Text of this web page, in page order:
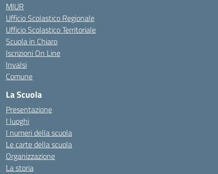
MIUR
Ufficio Scolastico Regionale
Ufficio Scolastico Territoriale
Scuola in Chiaro
Iscrizioni On Line
Invalsi
Comune
La Scuola
Presentazione
I luoghi
I numeri della scuola
Le carte della scuola
Organizzazione
La storia